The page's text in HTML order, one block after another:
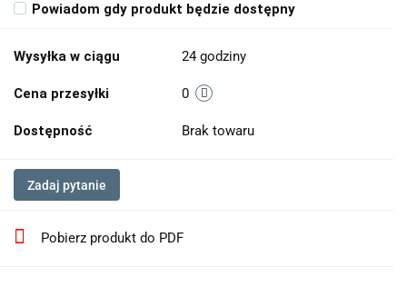
Powiadom gdy produkt będzie dostępny
Wysyłka w ciągu 24 godziny
Cena przesyłki 0
Dostępność Brak towaru
Zadaj pytanie
Pobierz produkt do PDF